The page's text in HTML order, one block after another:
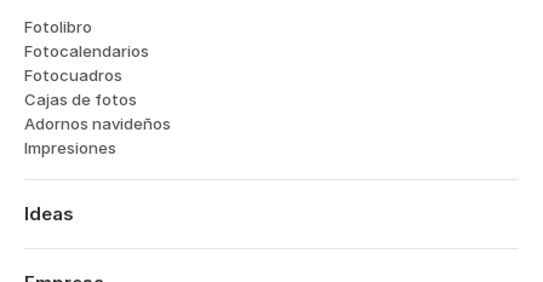
Fotolibro
Fotocalendarios
Fotocuadros
Cajas de fotos
Adornos navideños
Impresiones
Ideas
Viajes